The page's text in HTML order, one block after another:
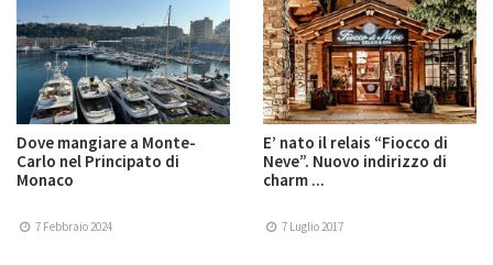
Dove mangiare a Monte-
Carlo nel Principato di
Monaco
7 Febbraio 2024
E’ nato il relais “Fiocco di
Neve”. Nuovo indirizzo di
charm ...
7 Luglio 2017